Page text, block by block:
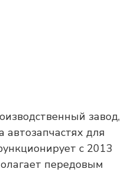
завод,
для
с 2013
передовым